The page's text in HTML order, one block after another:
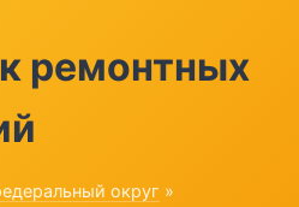
ремонтных
округ »